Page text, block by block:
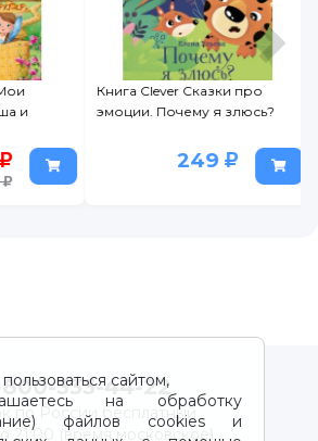
и
Книга Clever Сказки про
эмоции. Почему я злюсь?
249
сайтом,
на обработку
файлов cookies и
333-44-22
по России бесплатный
21:00 (время московское)